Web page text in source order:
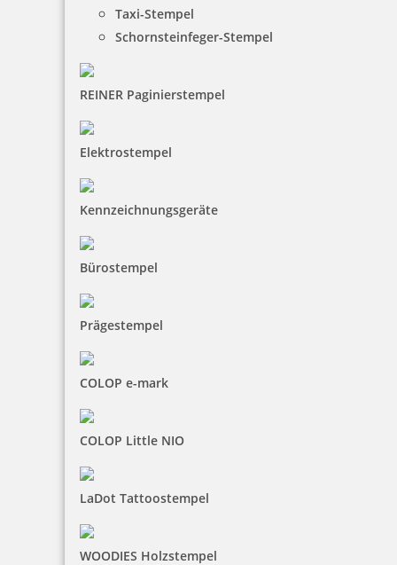
Taxi-Stempel
Schornsteinfeger-Stempel
REINER Paginierstempel
Elektrostempel
Kennzeichnungsgeräte
Bürostempel
Prägestempel
COLOP e-mark
COLOP Little NIO
LaDot Tattoostempel
WOODIES Holzstempel